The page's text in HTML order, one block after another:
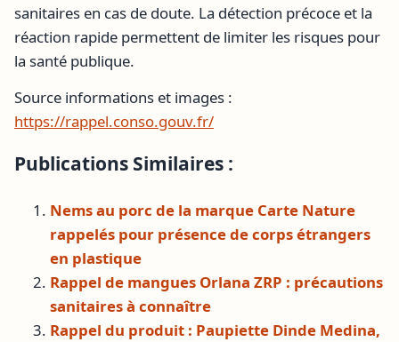
sanitaires en cas de doute. La détection précoce et la
réaction rapide permettent de limiter les risques pour
la santé publique.
Source informations et images :
https://rappel.conso.gouv.fr/
Publications Similaires :
Nems au porc de la marque Carte Nature
rappelés pour présence de corps étrangers
en plastique
Rappel de mangues Orlana ZRP : précautions
sanitaires à connaître
Rappel du produit : Paupiette Dinde Medina,